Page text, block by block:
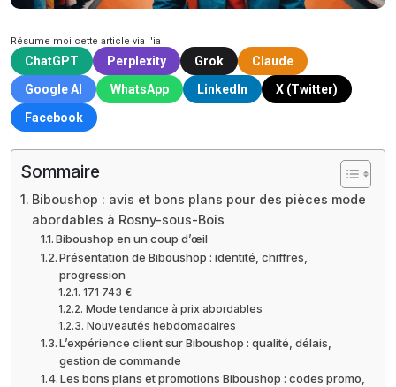
Résume moi cette article via l'ia
ChatGPT Perplexity Grok
Claude
Google AI
WhatsApp LinkedIn
X (Twitter)
Facebook
Sommaire
Biboushop : avis et bons plans pour des pièces mode
abordables à Rosny-sous-Bois
Biboushop en un coup d’œil
Présentation de Biboushop : identité, chiffres,
progression
171 743 €
Mode tendance à prix abordables
Nouveautés hebdomadaires
L’expérience client sur Biboushop : qualité, délais,
gestion de commande
Les bons plans et promotions Biboushop : codes promo,